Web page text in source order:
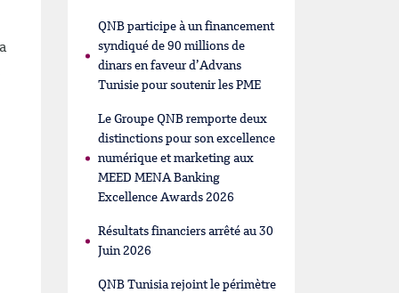
QNB participe à un financement
syndiqué de 90 millions de
dinars en faveur d’Advans
Tunisie pour soutenir les PME
Le Groupe QNB remporte deux
distinctions pour son excellence
numérique et marketing aux
MEED MENA Banking
Excellence Awards 2026
Résultats financiers arrêté au 30
Juin 2026
QNB Tunisia rejoint le périmètre